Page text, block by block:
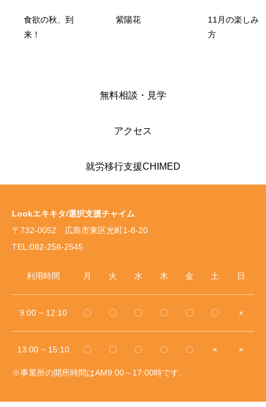
食欲の秋、到
来！
紫陽花
11月の楽しみ
方
無料相談・見学
アクセス
就労移行支援CHIMED
Lookエキキタ/選択支援チャイム
〒732-0052 広島市東区光町1-8-20
TEL:082-258-2545
利用時間 月 火 水 木 金 土 日
9:00 ~ 12:10 〇 〇 〇 〇 〇 〇 ×
13:00 ~ 15:10 〇 〇 〇 〇 〇 × ×
※事業所の開所時間はAM9:00～17:00時です。